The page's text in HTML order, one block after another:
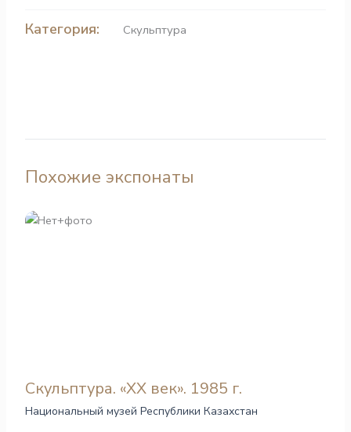
Категория: Скульптура
Похожие экспонаты
Скульптура. «ХХ век». 1985 г.
Национальный музей Республики Казахстан